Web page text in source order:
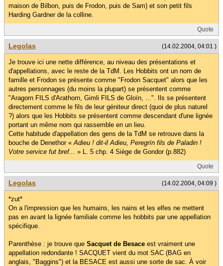
maison de Bilbon, puis de Frodon, puis de Sam) et son petit fils
Harding Gardner de la colline.
Quote
(14.02.2004, 04:01 )
Legolas
Je trouve ici une nette différence, au niveau des présentations et
d'appellations, avec le reste de la TdM. Les Hobbits ont un nom de
famille et Frodon se présente comme "Frodon Sacquet" alors que les
autres personnages (du moins la plupart) se présentent comme
"Aragorn FILS d'Arathorn, Gimli FILS de Gloïn, ...". Ils se présentent
directement comme le fils de leur géniteur direct (quoi de plus naturel
?) alors que les Hobbits se présentent comme descendant d'une lignée
portant un même nom qui rassemble en un lieu.
Cette habitude d'appellation des gens de la TdM se retrouve dans la
bouche de Denethor «Adieu ! dit-il Adieu, Peregrïn fils de Paladin !
Votre service fut bref... » L. 5 chp. 4 Siège de Gondor (p.882)
Quote
(14.02.2004, 04:09 )
Legolas
*zut*
On a l'impression que les humains, les nains et les elfes ne mettent
pas en avant la lignée familiale comme les hobbits par une appellation
spécifique.
Parenthèse : je trouve que Sacquet de Besace est vraiment une
appellation redondante ! SACQUET vient du mot SAC (BAG en
anglais, "Baggins") et la BESACE est aussi une sorte de sac. À voir